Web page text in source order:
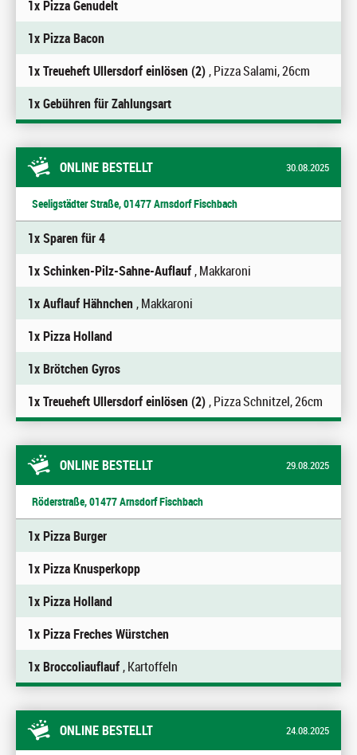
1x Pizza Genudelt
1x Pizza Bacon
1x Treueheft Ullersdorf einlösen (2), Pizza Salami, 26cm
1x Gebühren für Zahlungsart
ONLINE BESTELLT 30.08.2025
Seeligstädter Straße, 01477 Arnsdorf Fischbach
1x Sparen für 4
1x Schinken-Pilz-Sahne-Auflauf, Makkaroni
1x Auflauf Hähnchen, Makkaroni
1x Pizza Holland
1x Brötchen Gyros
1x Treueheft Ullersdorf einlösen (2), Pizza Schnitzel, 26cm
ONLINE BESTELLT 29.08.2025
Röderstraße, 01477 Arnsdorf Fischbach
1x Pizza Burger
1x Pizza Knusperkopp
1x Pizza Holland
1x Pizza Freches Würstchen
1x Broccoliauflauf, Kartoffeln
ONLINE BESTELLT 24.08.2025